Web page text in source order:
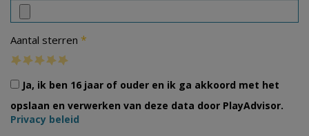
Aantal sterren *
Ja, ik ben 16 jaar of ouder en ik ga akkoord met het
opslaan en verwerken van deze data door PlayAdvisor.
Privacy beleid